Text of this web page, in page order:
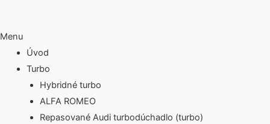
Menu
Úvod
Turbo
Hybridné turbo
ALFA ROMEO
Repasované Audi turbodúchadlo (turbo)